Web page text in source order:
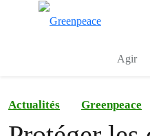
Agir
Actualités Greenpeace